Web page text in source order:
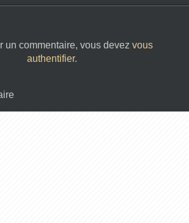
un commentaire, vous devez vous
authentifier.